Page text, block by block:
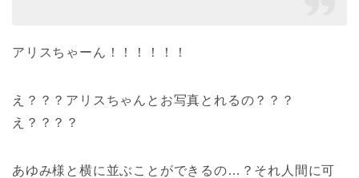
アリスちゃーん！！！！！！
え？？？アリスちゃんとお写真とれるの？？？
え？？？？
あゆみ様と横に並ぶことができるの…？それ人間に可